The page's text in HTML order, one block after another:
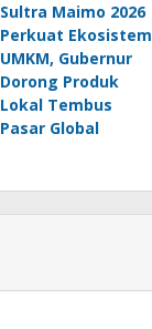
Sultra Maimo 2026
Perkuat Ekosistem
UMKM, Gubernur
Dorong Produk
Lokal Tembus
Pasar Global